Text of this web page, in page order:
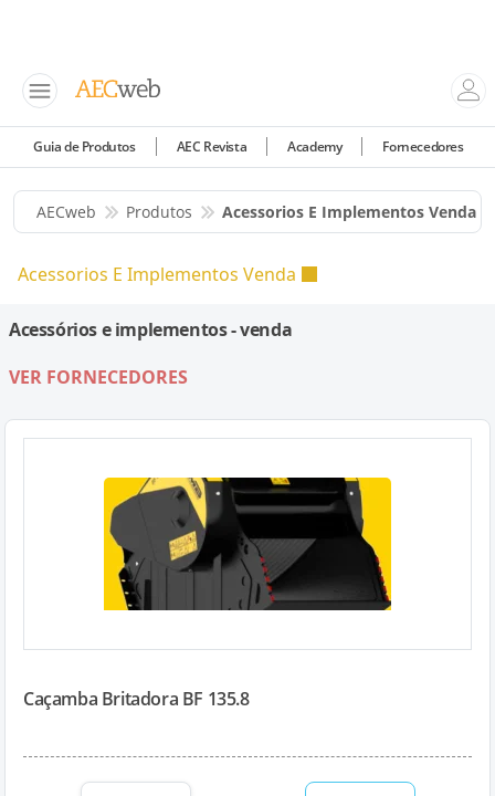
Guia de Produtos AEC Revista Academy Fornecedores
AECweb Produtos Acessorios E Implementos Venda
Acessorios E Implementos Venda
Acessórios e implementos - venda
VER FORNECEDORES
Caçamba Britadora BF 135.8